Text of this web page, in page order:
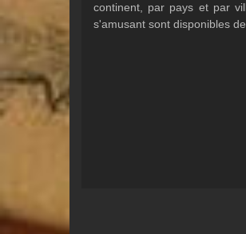
continent, par pays et par
s'amusant sont disponibles